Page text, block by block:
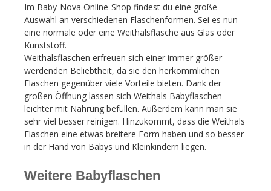
Im Baby-Nova Online-Shop findest du eine große
Auswahl an verschiedenen Flaschenformen. Sei es nun
eine normale oder eine Weithalsflasche aus Glas oder
Kunststoff.
Weithalsflaschen erfreuen sich einer immer größer
werdenden Beliebtheit, da sie den herkömmlichen
Flaschen gegenüber viele Vorteile bieten. Dank der
großen Öffnung lassen sich Weithals Babyflaschen
leichter mit Nahrung befüllen. Außerdem kann man sie
sehr viel besser reinigen. Hinzukommt, dass die Weithals
Flaschen eine etwas breitere Form haben und so besser
in der Hand von Babys und Kleinkindern liegen.
Weitere Babyflaschen